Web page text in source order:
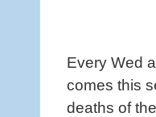
Every Wed
comes this
deaths of